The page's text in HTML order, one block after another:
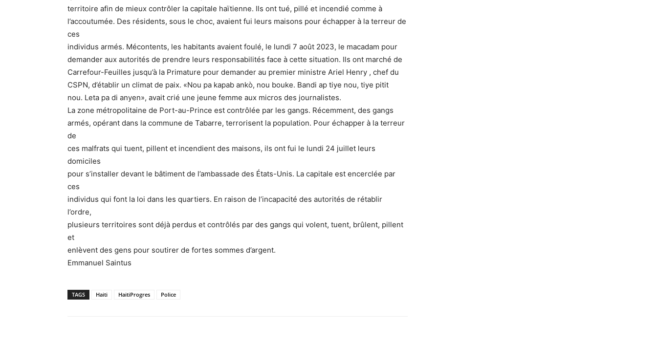
territoire afin de mieux contrôler la capitale haïtienne. Ils ont tué, pillé et incendié comme à
l’accoutumée. Des résidents, sous le choc, avaient fui leurs maisons pour échapper à la terreur de
ces
individus armés. Mécontents, les habitants avaient foulé, le lundi 7 août 2023, le macadam pour
demander aux autorités de prendre leurs responsabilités face à cette situation. Ils ont marché de
Carrefour-Feuilles jusqu’à la Primature pour demander au premier ministre Ariel Henry , chef du
CSPN, d’établir un climat de paix. «Nou pa kapab ankò, nou bouke. Bandi ap tiye nou, tiye pitit
nou. Leta pa di anyen», avait crié une jeune femme aux micros des journalistes.
La zone métropolitaine de Port-au-Prince est contrôlée par les gangs. Récemment, des gangs
armés, opérant dans la commune de Tabarre, terrorisent la population. Pour échapper à la terreur
de
ces malfrats qui tuent, pillent et incendient des maisons, ils ont fui le lundi 24 juillet leurs
domiciles
pour s’installer devant le bâtiment de l’ambassade des États-Unis. La capitale est encerclée par
ces
individus qui font la loi dans les quartiers. En raison de l’incapacité des autorités de rétablir
l’ordre,
plusieurs territoires sont déjà perdus et contrôlés par des gangs qui volent, tuent, brûlent, pillent
et
enlèvent des gens pour soutirer de fortes sommes d’argent.
Emmanuel Saintus
TAGS Haiti HaitiProgres Police